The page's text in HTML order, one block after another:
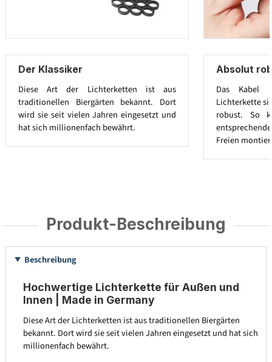
Der Klassiker
Diese Art der Lichterketten ist aus
traditionellen Biergärten bekannt. Dort
wird sie seit vielen Jahren eingesetzt und
hat sich millionenfach bewährt.
Absolut
Das Kabel
Lichterkette
robust. So
Freien
Produkt-Beschreibung
Beschreibung
Hochwertige Lichterkette für Außen und
Innen | Made in Germany
Diese Art der Lichterketten ist aus traditionellen Biergärten
bekannt. Dort wird sie seit vielen Jahren eingesetzt und hat sich
millionenfach bewährt.